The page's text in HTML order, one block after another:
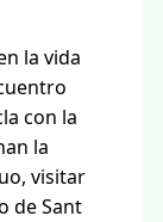
la vida
con la
la
visitar
de Sant